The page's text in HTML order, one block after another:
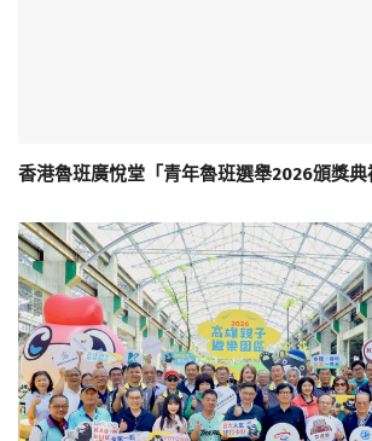
香港魯班廣悅堂「青年魯班選舉2026頒獎